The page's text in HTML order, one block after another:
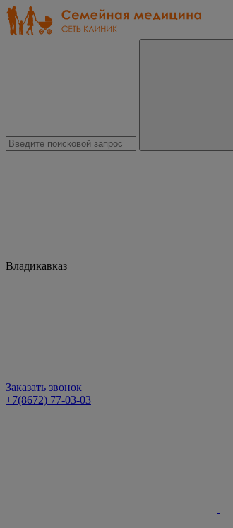
Владикавказ
Заказать звонок
+7(8672) 77-03-03